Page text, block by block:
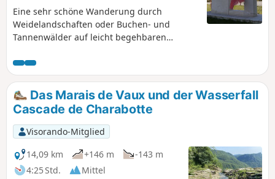
Eine sehr schöne Wanderung durch
Weidelandschaften oder Buchen- und
Tannenwälder auf leicht begehbaren
mit dem Museum für Widerstand und
Deportation in Nantua angelegt und führt
an fünf Bauernhöfen vorbei, in denen sich
1943-1944 der Maquis auf dem Plateau von
Retord zwischen dem Dorf Hotonnes und
der Station Les Plans d'Hotonnes
niedergelassen hatte. Fünf Tafeln
beschreiben die Geschichte dieses Maquis.
Das Marais de Vaux und der Wasserfall
Cascade de Charabotte
Visorando-Mitglied
14,09 km
+146 m
-143 m
4:25 Std.
Mittel